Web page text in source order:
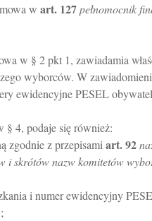
w art. 127pełnomocnik
w § 2 pkt 1, zawiadamia
wyborców. W
ewidencyjne PESEL
§ 4, podaje się również:
zgodnie z przepisami art.92
i skrótów nazw komitetów
i numer ewidencyjny